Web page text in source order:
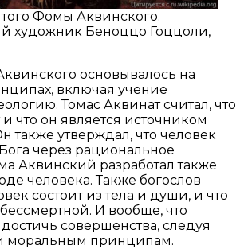
Фомы Аквинского.
художник Беноццо Гоццоли,
основывалось на
включая учение
Томас Аквинат считал, что
и что он является источником
также утверждал, что человек
через рациональное
Аквинский разработал также
человека. Также богослов
состоит из тела и души, и что
И вообще, что
совершенства, следуя
моральным принципам.